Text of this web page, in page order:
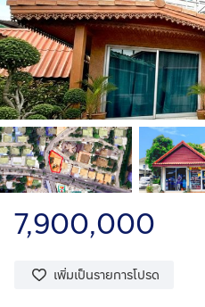
7,900,000
เพิ่มเป็นรายการโปรด